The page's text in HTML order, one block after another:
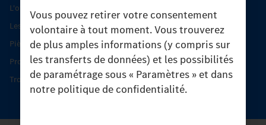
Vous pouvez retirer votre consentement
volontaire à tout moment. Vous trouverez
de plus amples informations (y compris sur
les transferts de données) et les possibilités
de paramétrage sous « Paramètres » et dans
notre politique de confidentialité.
L'offre de services Unimog
Les produits phares
Pièces d’origine
Protection et maintien de la valeur
Trouver un partenaire